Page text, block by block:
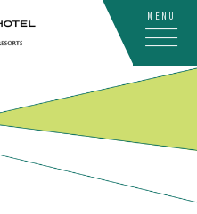
MENU